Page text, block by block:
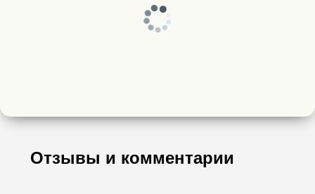
Отзывы и комментарии